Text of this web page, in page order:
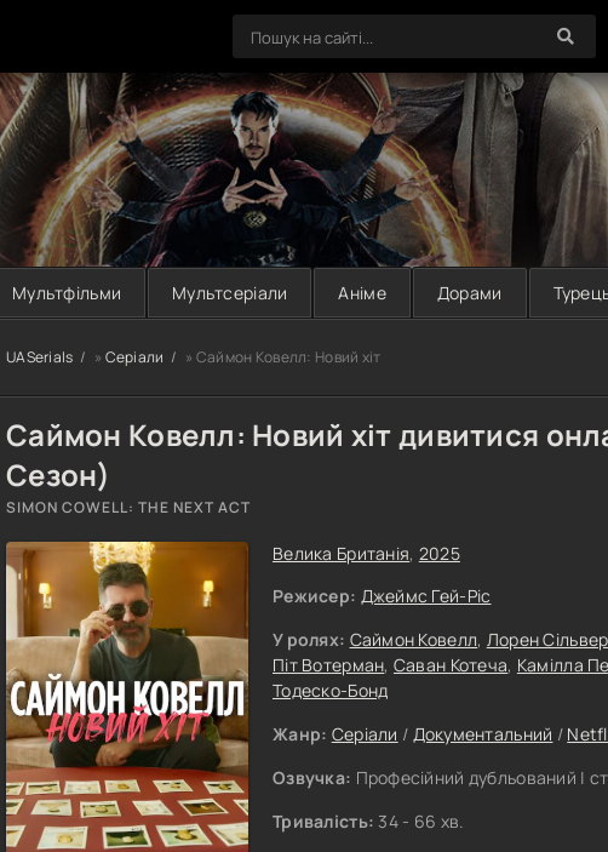
Мультфільми Мультсеріали Аніме Дорами
UASerials » Серіали » Саймон Ковелл: Новий хіт
Саймон Ковелл: Новий хіт дивитися
Сезон)
SIMON COWELL: THE NEXT ACT
Велика Британія, 2025
Режисер: Джеймс Гей-Ріс
У ролях: Саймон Ковелл, Лорен
Піт Вотерман, Саван Котеча, Камілла
Тодеско-Бонд
Жанр: Серіали / Документальний /
Озвучка: Професійний дубльований |
Тривалість: 34 - 66 хв.